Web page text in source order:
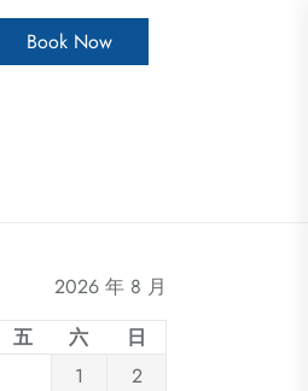
Book Now
2026 年 8 月
五 六
日
1
2